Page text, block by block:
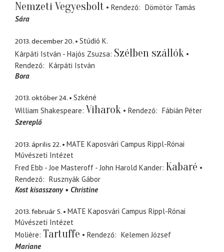
Nemzeti Vegyesbolt Rendező
Dömötör Tamás
Sára
2013. december 20.
Stúdió K.
Kárpáti István - Hajós Zsuzsa Szélben szállók
Rendező
Kárpáti István
Bora
2013. október 24.
Szkéné
William Shakespeare Viharok Rendező
Fábián Péter
Szereplő
2013. április 22.
MATE Kaposvári Campus Rippl-Rónai
Művészeti Intézet
Fred Ebb - Joe Masteroff - John Harold Kander Kabaré
Rendező
Rusznyák Gábor
Kost kisasszony
Christine
2013. február 5.
MATE Kaposvári Campus Rippl-Rónai
Művészeti Intézet
Molière Tartuffe Rendező
Kelemen József
Mariane